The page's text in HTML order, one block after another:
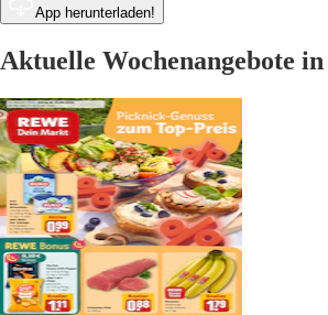
App herunterladen!
Aktuelle Wochenangebote in